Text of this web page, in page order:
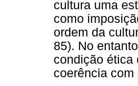
cultura uma
como
ordem da
85). No
condição ética
coerência